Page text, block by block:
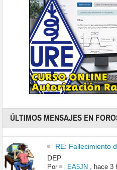
ÚLTIMOS MENSAJES EN
RE: Fallecimiento
DEP
Por EA5JN, hace 3